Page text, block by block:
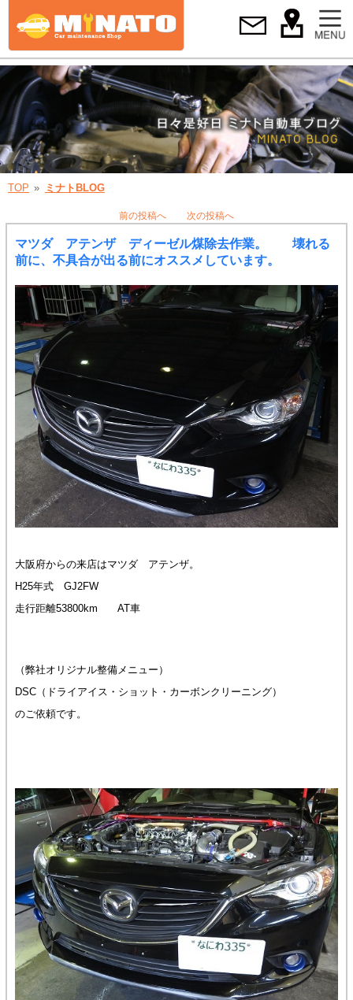
TOP ミナトBLOG
前の投稿へ 次の投稿へ
マツダ アテンザ ディーゼル煤除去作業。 壊れる
前に、不具合が出る前にオススメしています。
大阪府からの来店はマツダ アテンザ。
H25年式 GJ2FW
走行距離53800km AT車
（弊社オリジナル整備メニュー）
DSC（ドライアイス・ショット・カーボンクリーニング）
のご依頼です。